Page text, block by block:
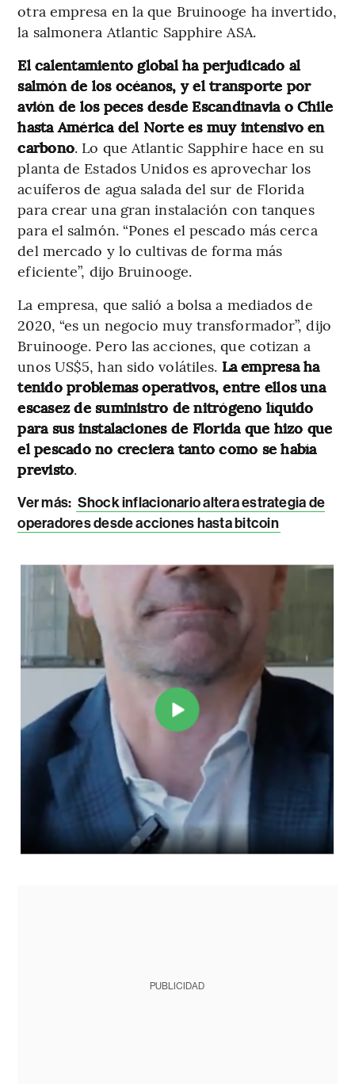
otra empresa en la que Bruinooge ha invertido,
la salmonera Atlantic Sapphire ASA.
El calentamiento global ha perjudicado al
salmón de los océanos, y el transporte por
avión de los peces desde Escandinavia o Chile
hasta América del Norte es muy intensivo en
carbono. Lo que Atlantic Sapphire hace en su
planta de Estados Unidos es aprovechar los
acuíferos de agua salada del sur de Florida
para crear una gran instalación con tanques
para el salmón. “Pones el pescado más cerca
del mercado y lo cultivas de forma más
eficiente”, dijo Bruinooge.
La empresa, que salió a bolsa a mediados de
2020, “es un negocio muy transformador”, dijo
Bruinooge. Pero las acciones, que cotizan a
unos US$5, han sido volátiles. La empresa ha
tenido problemas operativos, entre ellos una
escasez de suministro de nitrógeno líquido
para sus instalaciones de Florida que hizo que
el pescado no creciera tanto como se había
previsto.
Ver más: Shock inflacionario altera estrategia de
operadores desde acciones hasta bitcoin
PUBLICIDAD